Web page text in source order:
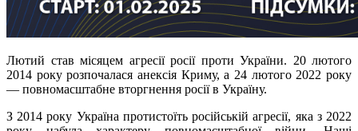
Лютий став місяцем агресії росіїпроти України. 20 лютого
2014 року розпочалася анексія Криму, а 24 лютого 2022 року
— повномасштабне вторгнення росіїв Україну.
З 2014 року Україна протистоїть російській агресії, яка з 2022